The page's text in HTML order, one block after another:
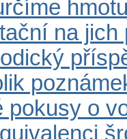
na jich
pokusy o